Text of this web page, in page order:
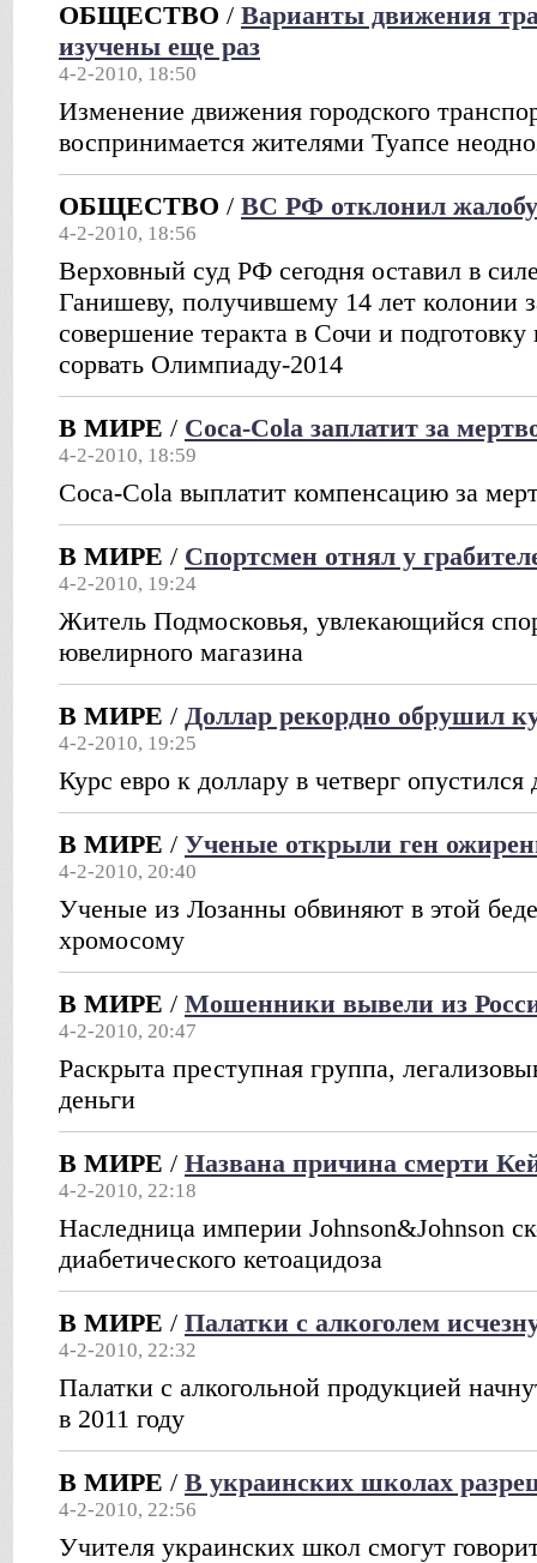
ОБЩЕСТВО / Варианты движения
изучены еще раз
4-2-2010, 18:50
Изменение движения городского
воспринимается жителями Туапсе
ОБЩЕСТВО / ВС РФ отклонил жалобу
4-2-2010, 18:56
Верховный суд РФ сегодня оставил в
Ганишеву, получившему 14 лет колонии
совершение теракта в Сочи и
сорвать Олимпиаду-2014
В МИРЕ / Coca-Cola заплатит за
4-2-2010, 18:59
Coca-Cola выплатит компенсацию за
В МИРЕ / Спортсмен отнял у
4-2-2010, 19:24
Житель Подмосковья, увлекающийся
ювелирного магазина
В МИРЕ / Доллар рекордно обрушил
4-2-2010, 19:25
Курс евро к доллару в четверг
В МИРЕ / Ученые открыли ген
4-2-2010, 20:40
Ученые из Лозанны обвиняют в этой
хромосому
В МИРЕ / Мошенники вывели из
4-2-2010, 20:47
Раскрыта преступная группа,
деньги
В МИРЕ / Названа причина смерти
4-2-2010, 22:18
Наследница империи Johnson&Johnson
диабетического кетоацидоза
В МИРЕ / Палатки с алкоголем
4-2-2010, 22:32
Палатки с алкогольной продукцией
в 2011 году
В МИРЕ / В украинских школах
4-2-2010, 22:56
Учителя украинских школ смогут